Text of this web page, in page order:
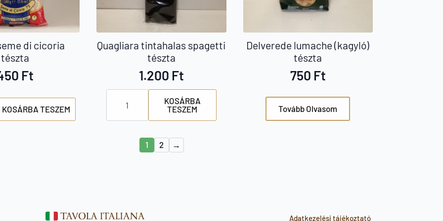
di cicoria
tészta
Ft
KOSÁRBA TESZEM
Quagliara tintahalas spagetti
tészta
1.200 Ft
Quagliara
tintahalas
spagetti
tészta
KOSÁRBA
TESZEM
Delverede lumache (kagyló)
tészta
750 Ft
Tovább Olvasom
1 2 →
Adatkezelési tájékoztató